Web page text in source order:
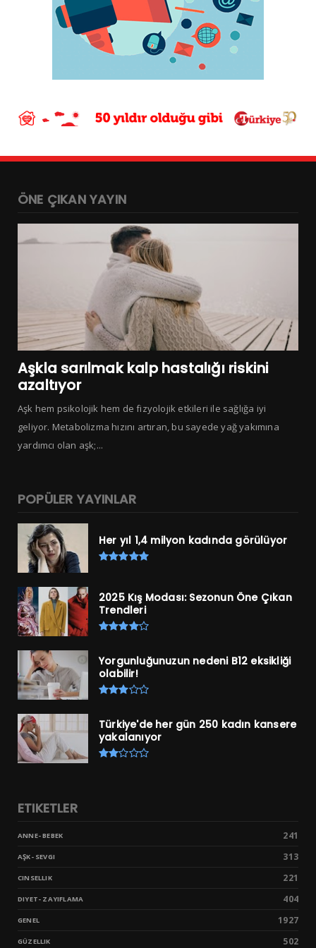
ÖNE ÇIKAN YAYIN
Aşkla sarılmak kalp hastalığı riskini
azaltıyor
Aşk hem psikolojik hem de fizyolojik etkileri ile sağlığa iyi
geliyor. Metabolizma hızını artıran, bu sayede yağ yakımına
yardımcı olan aşk;...
POPÜLER YAYINLAR
Her yıl 1,4 milyon kadında görülüyor
2025 Kış Modası: Sezonun Öne Çıkan
Trendleri
Yorgunluğunuzun nedeni B12 eksikliği
olabilir!
Türkiye'de her gün 250 kadın kansere
yakalanıyor
ETIKETLER
ANNE- BEBEK 241
AŞK- SEVGI 313
CINSELLIK 221
DIYET- ZAYIFLAMA 404
GENEL 1927
GÜZELLIK 502